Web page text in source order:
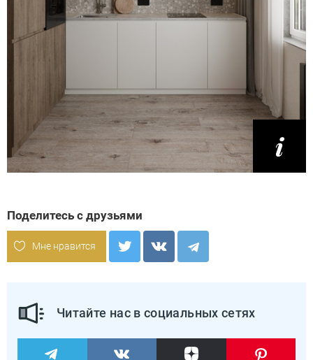
Поделитесь с друзьями
Мне нравится
Читайте нас в социальных сетях